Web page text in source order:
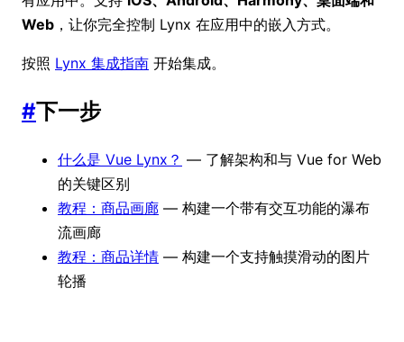
Web ，让你完全控制 Lynx 在应用中的嵌入方式。
按照 Lynx 集成指南 开始集成。
#下一步
什么是 Vue Lynx？ — 了解架构和与 Vue for Web
的关键区别
教程：商品画廊 — 构建一个带有交互功能的瀑布
流画廊
教程：商品详情 — 构建一个支持触摸滑动的图片
轮播